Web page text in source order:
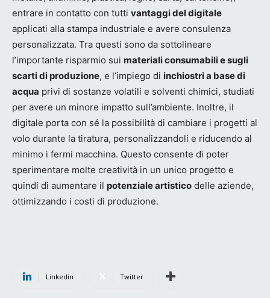
entrare in contatto con tutti vantaggi del digitale
applicati alla stampa industriale e avere consulenza
personalizzata. Tra questi sono da sottolineare
l’importante risparmio sui materiali consumabili e sugli
scarti di produzione, e l’impiego di inchiostri a base di
acqua privi di sostanze volatili e solventi chimici, studiati
per avere un minore impatto sull’ambiente. Inoltre, il
digitale porta con sé la possibilità di cambiare i progetti al
volo durante la tiratura, personalizzandoli e riducendo al
minimo i fermi macchina. Questo consente di poter
sperimentare molte creatività in un unico progetto e
quindi di aumentare il potenziale artistico delle aziende,
ottimizzando i costi di produzione.
Linkedin Twitter